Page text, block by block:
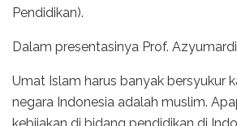
Pendidikan).
Dalam presentasinya Prof.
Umat Islam harus banyak bersyukur
negara Indonesia adalah muslim.